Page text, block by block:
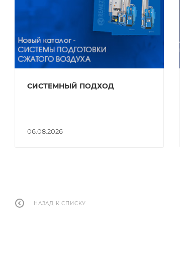
06.08.2026
СИСТЕМНЫЙ ПОДХОД
НАЗАД К СПИСКУ